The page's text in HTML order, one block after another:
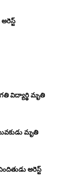
విద్యార్థి మృతి
మృతి
అరెస్ట్